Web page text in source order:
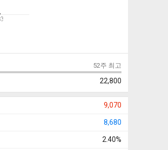
52주 최고
22,800
9,070
8,680
2.40%